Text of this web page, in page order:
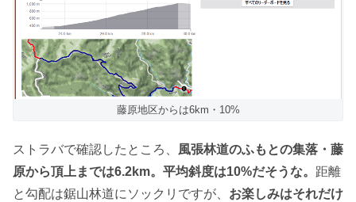
藤原地区からは6km・10%
ストラバで確認したところ、
風張林道のふもとの集落・藤
原から頂上までは6.2km。平均斜度は10%だそうな。 距離
と勾配は鋸山林道にソックリですが、 お楽しみはそれだけ